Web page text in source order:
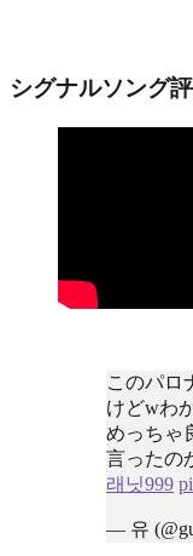
シグナルソング
このパロ
けどwわ
めっちゃ
言ったの
래닛999
— 유